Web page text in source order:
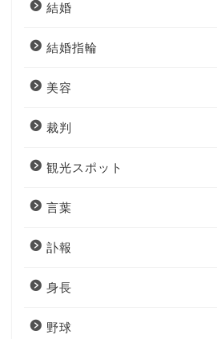
結婚
結婚指輪
美容
裁判
観光スポット
言葉
訃報
身長
野球